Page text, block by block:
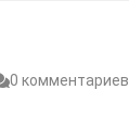
0 комментариев